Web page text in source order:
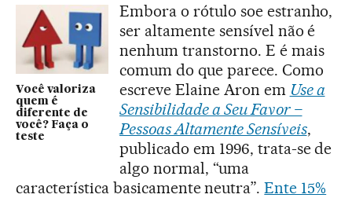
Você valoriza
quem é
diferente de
você? Faça o
teste
Embora o rótulo soe estranho,
ser altamente sensível não é
nenhum transtorno. E é mais
comum do que parece. Como
escreve Elaine Aron em Use a
Sensibilidade a Seu Favor –
Pessoas Altamente Sensíveis,
publicado em 1996, trata-se de
algo normal, “uma
característica basicamente neutra”.Ente 15%